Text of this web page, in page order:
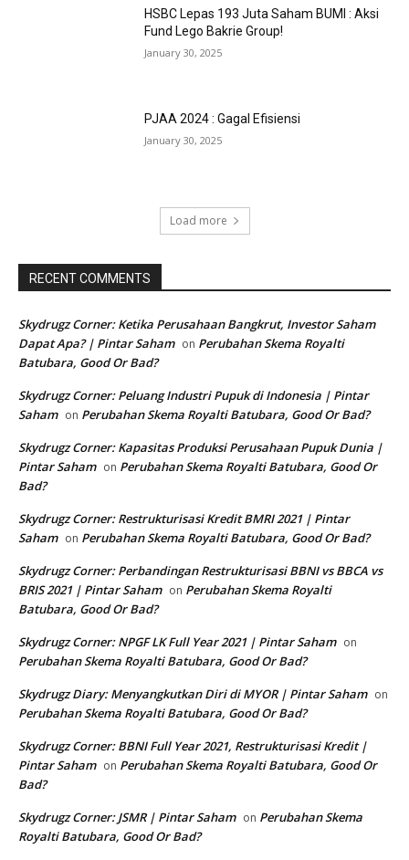
HSBC Lepas 193 Juta Saham BUMI : Aksi
Fund Lego Bakrie Group!
January 30, 2025
PJAA 2024 : Gagal Efisiensi
January 30, 2025
Load more
RECENT COMMENTS
Skydrugz Corner: Ketika Perusahaan Bangkrut, Investor Saham
Dapat Apa? | Pintar Saham on Perubahan Skema Royalti
Batubara, Good Or Bad?
Skydrugz Corner: Peluang Industri Pupuk di Indonesia | Pintar
Saham on Perubahan Skema Royalti Batubara, Good Or Bad?
Skydrugz Corner: Kapasitas Produksi Perusahaan Pupuk Dunia |
Pintar Saham on Perubahan Skema Royalti Batubara, Good Or
Bad?
Skydrugz Corner: Restrukturisasi Kredit BMRI 2021 | Pintar
Saham on Perubahan Skema Royalti Batubara, Good Or Bad?
Skydrugz Corner: Perbandingan Restrukturisasi BBNI vs BBCA vs
BRIS 2021 | Pintar Saham on Perubahan Skema Royalti
Batubara, Good Or Bad?
Skydrugz Corner: NPGF LK Full Year 2021 | Pintar Saham on
Perubahan Skema Royalti Batubara, Good Or Bad?
Skydrugz Diary: Menyangkutkan Diri di MYOR | Pintar Saham on
Perubahan Skema Royalti Batubara, Good Or Bad?
Skydrugz Corner: BBNI Full Year 2021, Restrukturisasi Kredit |
Pintar Saham on Perubahan Skema Royalti Batubara, Good Or
Bad?
Skydrugz Corner: JSMR | Pintar Saham on Perubahan Skema
Royalti Batubara, Good Or Bad?